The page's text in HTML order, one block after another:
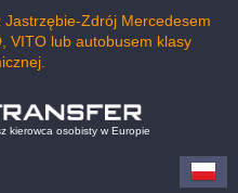
Zdrój Mercedesem
VITO lub autobusem klasy
kierowca osobisty w Europie